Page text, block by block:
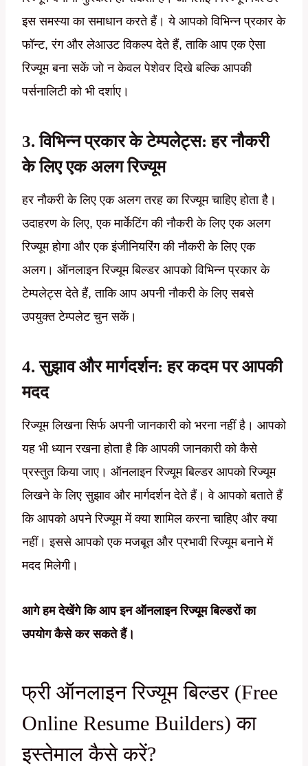
इस समस्या का समाधान करते हैं। ये आपको विभिन्न प्रकार के
फॉन्ट, रंग और लेआउट विकल्प देते हैं, ताकि आप एक ऐसा
रिज्यूम बना सकें जो न केवल पेशेवर दिखे बल्कि आपकी
पर्सनालिटी को भी दर्शाए।
3. विभिन्न प्रकार के टेम्पलेट्स: हर नौकरी
के लिए एक अलग रिज्यूम
हर नौकरी के लिए एक अलग तरह का रिज्यूम चाहिए होता है।
उदाहरण के लिए, एक मार्केटिंग की नौकरी के लिए एक अलग
रिज्यूम होगा और एक इंजीनियरिंग की नौकरी के लिए एक
अलग। ऑनलाइन रिज्यूम बिल्डर आपको विभिन्न प्रकार के
टेम्पलेट्स देते हैं, ताकि आप अपनी नौकरी के लिए सबसे
उपयुक्त टेम्पलेट चुन सकें।
4. सुझाव और मार्गदर्शन: हर कदम पर आपकी
मदद
रिज्यूम लिखना सिर्फ अपनी जानकारी को भरना नहीं है। आपको
यह भी ध्यान रखना होता है कि आपकी जानकारी को कैसे
प्रस्तुत किया जाए। ऑनलाइन रिज्यूम बिल्डर आपको रिज्यूम
लिखने के लिए सुझाव और मार्गदर्शन देते हैं। वे आपको बताते हैं
कि आपको अपने रिज्यूम में क्या शामिल करना चाहिए और क्या
नहीं। इससे आपको एक मजबूत और प्रभावी रिज्यूम बनाने में
मदद मिलेगी।
आगे हम देखेंगे कि आप इन ऑनलाइन रिज्यूम बिल्डरों का
उपयोग कैसे कर सकते हैं।
फ्री ऑनलाइन रिज्यूम बिल्डर (Free
Online Resume Builders) का
इस्तेमाल कैसे करें?